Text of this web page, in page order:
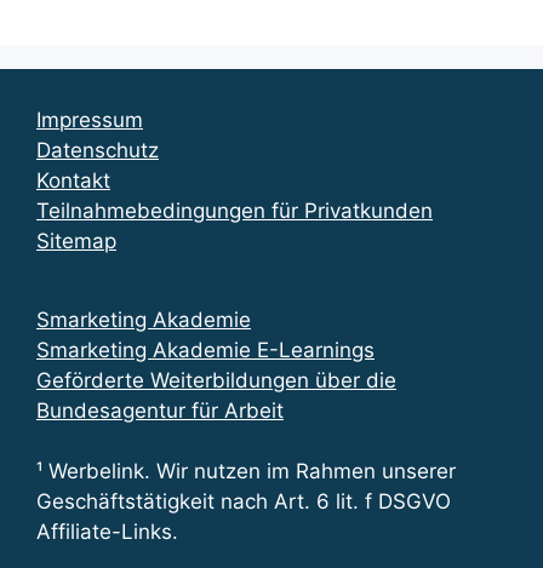
Impressum
Datenschutz
Kontakt
Teilnahmebedingungen für Privatkunden
Sitemap
Smarketing Akademie
Smarketing Akademie E-Learnings
Geförderte Weiterbildungen über die
Bundesagentur für Arbeit
¹ Werbelink. Wir nutzen im Rahmen unserer
Geschäftstätigkeit nach Art. 6 lit. f DSGVO
Affiliate-Links.